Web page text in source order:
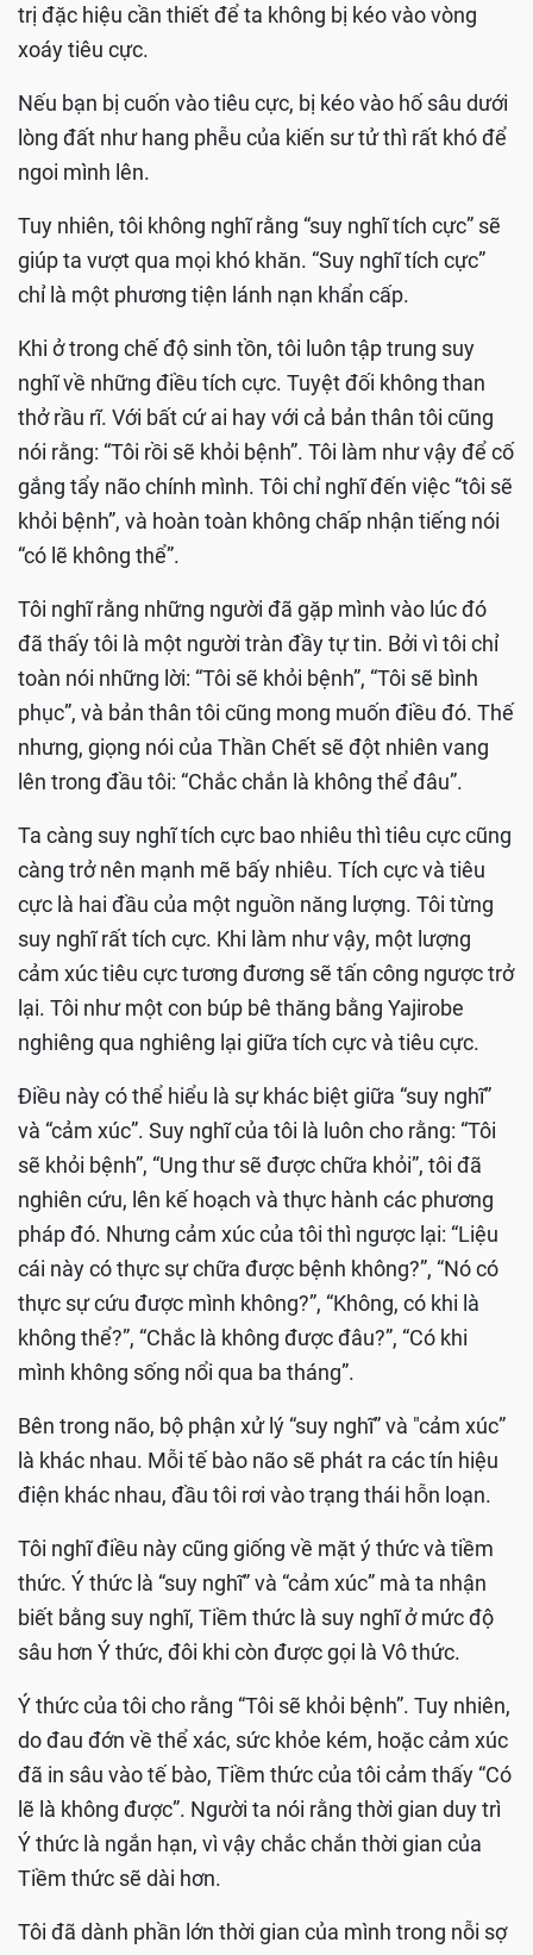
trị đặc hiệu cần thiết để ta không bị kéo vào vòng
xoáy tiêu cực.
Nếu bạn bị cuốn vào tiêu cực, bị kéo vào hố sâu dưới
lòng đất như hang phễu của kiến sư tử thì rất khó để
ngoi mình lên.
Tuy nhiên, tôi không nghĩ rằng “suy nghĩ tích cực” sẽ
giúp ta vượt qua mọi khó khăn. “Suy nghĩ tích cực”
chỉ là một phương tiện lánh nạn khẩn cấp.
Khi ở trong chế độ sinh tồn, tôi luôn tập trung suy
nghĩ về những điều tích cực. Tuyệt đối không than
thở rầu rĩ. Với bất cứ ai hay với cả bản thân tôi cũng
nói rằng: “Tôi rồi sẽ khỏi bệnh”. Tôi làm như vậy để cố
gắng tẩy não chính mình. Tôi chỉ nghĩ đến việc “tôi sẽ
khỏi bệnh”, và hoàn toàn không chấp nhận tiếng nói
“có lẽ không thể”.
Tôi nghĩ rằng những người đã gặp mình vào lúc đó
đã thấy tôi là một người tràn đầy tự tin. Bởi vì tôi chỉ
toàn nói những lời: “Tôi sẽ khỏi bệnh”, “Tôi sẽ bình
phục”, và bản thân tôi cũng mong muốn điều đó. Thế
nhưng, giọng nói của Thần Chết sẽ đột nhiên vang
lên trong đầu tôi: “Chắc chắn là không thể đâu”.
Ta càng suy nghĩ tích cực bao nhiêu thì tiêu cực cũng
càng trở nên mạnh mẽ bấy nhiêu. Tích cực và tiêu
cực là hai đầu của một nguồn năng lượng. Tôi từng
suy nghĩ rất tích cực. Khi làm như vậy, một lượng
cảm xúc tiêu cực tương đương sẽ tấn công ngược trở
lại. Tôi như một con búp bê thăng bằng Yajirobe
nghiêng qua nghiêng lại giữa tích cực và tiêu cực.
Điều này có thể hiểu là sự khác biệt giữa “suy nghĩ”
và “cảm xúc”. Suy nghĩ của tôi là luôn cho rằng: “Tôi
sẽ khỏi bệnh”, “Ung thư sẽ được chữa khỏi”, tôi đã
nghiên cứu, lên kế hoạch và thực hành các phương
pháp đó. Nhưng cảm xúc của tôi thì ngược lại: “Liệu
cái này có thực sự chữa được bệnh không?”, “Nó có
thực sự cứu được mình không?”, “Không, có khi là
không thể?”, “Chắc là không được đâu?”, “Có khi
mình không sống nổi qua ba tháng”.
Bên trong não, bộ phận xử lý “suy nghĩ” và "cảm xúc”
là khác nhau. Mỗi tế bào não sẽ phát ra các tín hiệu
điện khác nhau, đầu tôi rơi vào trạng thái hỗn loạn.
Tôi nghĩ điều này cũng giống về mặt ý thức và tiềm
thức. Ý thức là “suy nghĩ” và “cảm xúc” mà ta nhận
biết bằng suy nghĩ, Tiềm thức là suy nghĩ ở mức độ
sâu hơn Ý thức, đôi khi còn được gọi là Vô thức.
Ý thức của tôi cho rằng “Tôi sẽ khỏi bệnh”. Tuy nhiên,
do đau đớn về thể xác, sức khỏe kém, hoặc cảm xúc
đã in sâu vào tế bào, Tiềm thức của tôi cảm thấy “Có
lẽ là không được”. Người ta nói rằng thời gian duy trì
Ý thức là ngắn hạn, vì vậy chắc chắn thời gian của
Tiềm thức sẽ dài hơn.
Tôi đã dành phần lớn thời gian của mình trong nỗi sợ